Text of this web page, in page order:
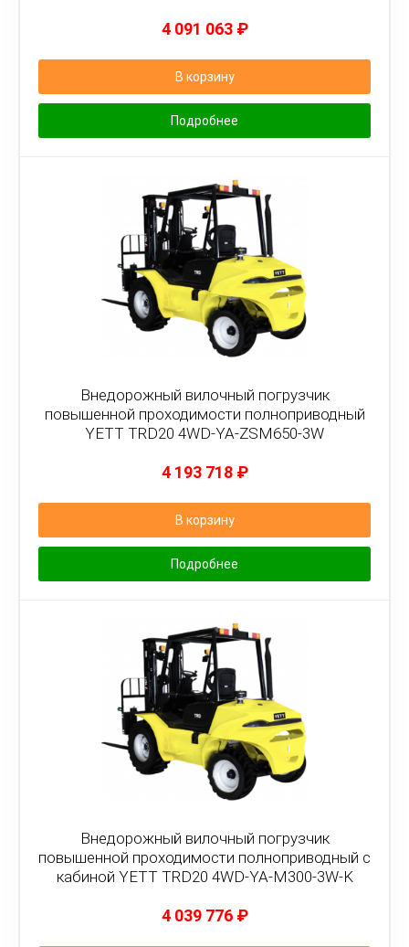
4 091 063 ₽
В корзину
Подробнее
Внедорожный вилочный погрузчик
повышенной проходимости полноприводный
YETT TRD20 4WD-YA-ZSM650-3W
4 193 718 ₽
В корзину
Подробнее
Внедорожный вилочный погрузчик
повышенной проходимости полноприводный с
кабиной YETT TRD20 4WD-YA-M300-3W-K
4 039 776 ₽